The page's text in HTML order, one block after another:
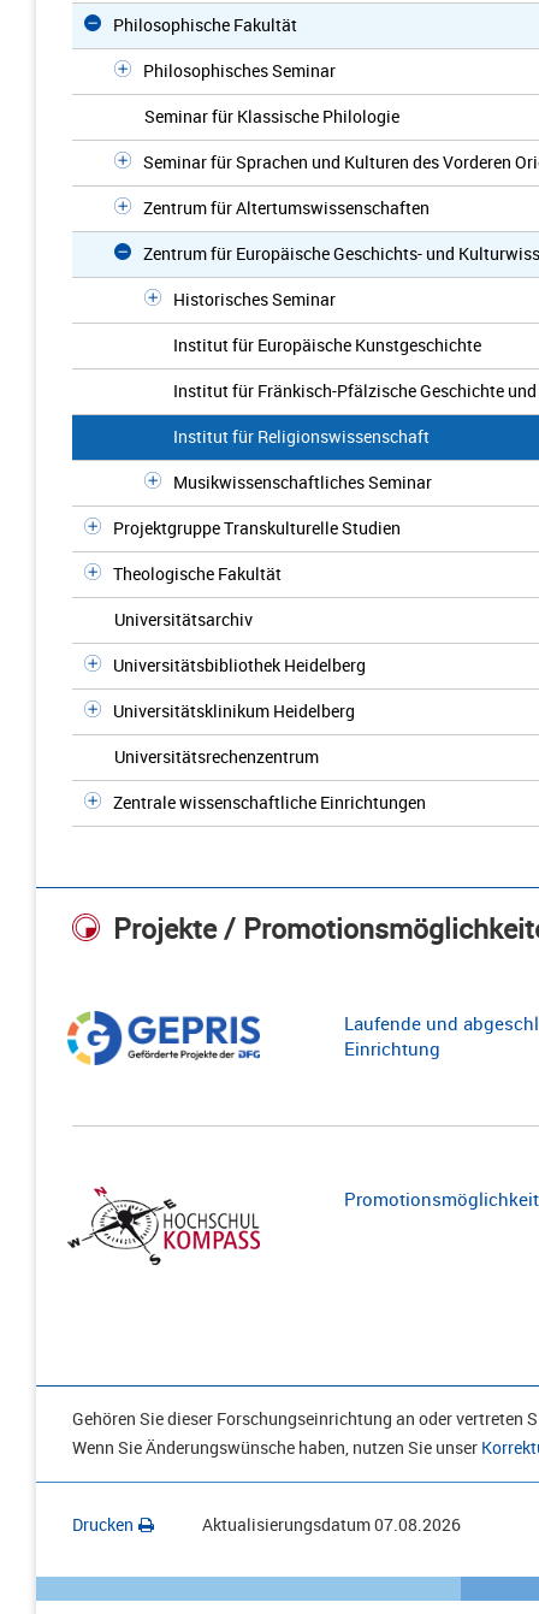
Philosophische Fakultät
Philosophisches Seminar
Seminar für Klassische Philologie
Seminar für Sprachen und Kulturen des Vorderen
Zentrum für Altertumswissenschaften
Zentrum für Europäische Geschichts- und
Historisches Seminar
Institut für Europäische Kunstgeschichte
Institut für Fränkisch-Pfälzische Geschichte
Institut für Religionswissenschaft
Musikwissenschaftliches Seminar
Projektgruppe Transkulturelle Studien
Theologische Fakultät
Universitätsarchiv
Universitätsbibliothek Heidelberg
Universitätsklinikum Heidelberg
Universitätsrechenzentrum
Zentrale wissenschaftliche Einrichtungen
Projekte /
Laufende und
Einrichtung
Gehören Sie dieser Forschungseinrichtung an oder vertreten
Wenn Sie Änderungswünsche haben, nutzen Sie unser
Drucken Aktualisierungsdatum07.08.2026